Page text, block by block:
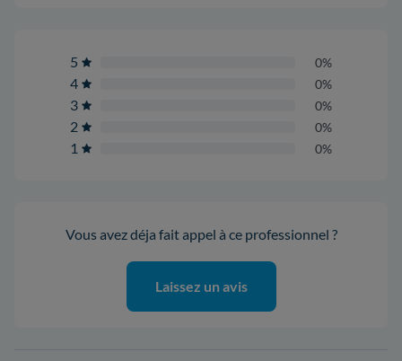
5 0%
4 0%
3 0%
2 0%
1 0%
Vous avez déja fait appel à ce professionnel ?
Laissez un avis